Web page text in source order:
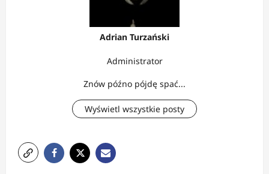
Adrian Turzański
Administrator
Znów późno pójdę spać...
Wyświetl wszystkie posty